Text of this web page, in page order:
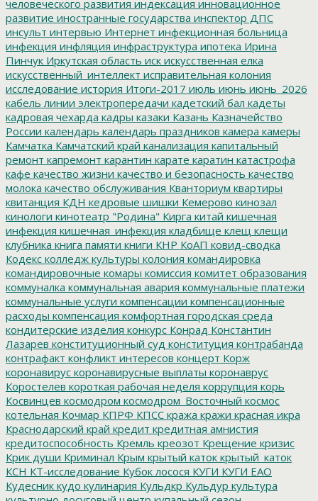
человеческого развития индексация инновационное
развитие иностранные государства инспектор ДПС
инсульт интервью Интернет инфекционная больница
инфекция инфляция инфраструктура ипотека Ирина
Пинчук Иркутская область иск искусственная елка
искусственный_интеллект исправительная колония
исследование история Итоги-2017 июль июнь июнь_2026
кабель линии электропередачи кадетский бал кадеты
кадровая чехарда кадры казаки Казань Казначейство
России календарь календарь праздников камера камеры
Камчатка Камчатский край канализация капитальный
ремонт капремонт карантин карате каратин катастрофа
кафе качество жизни качество и безопасность качество
молока качество обслуживания Кванториум квартиры
квитанция КДН кедровые шишки Кемерово кинозал
кинологи кинотеатр "Родина" Кирга китай кишечная
инфекция кишечная_инфекция кладбище клещ клещи
клубника книга памяти книги КНР КоАП ковид-сводка
Кодекс колледж культуры колония командировка
командировочные комары комиссия комитет образования
коммуналка коммунальная авария коммунальные платежи
коммунальные услуги компенсации компенсационные
расходы компенсация комфортная городская среда
кондитерские изделия конкурс Конрад Константин
Лазарев конституционный суд конституция контрабанда
контрафакт конфликт интересов концерт Корж
коронавирус коронавирусные выплаты коронаврус
Коростелев короткая рабочая неделя коррупция корь
Косвинцев космодром космодром_Восточный космос
котельная Кочмар КПРФ КПСС кража кражи красная икра
Краснодарский край кредит кредитная амнистия
кредитоспособность Кремль креозот Крещение кризис
Крик души Криминал Крым крытый каток крытый_каток
КСН КТ-исследование Кубок лосося КУГИ КУГИ ЕАО
Кудесник кудо кулинария Кульдкр Кульдур культура